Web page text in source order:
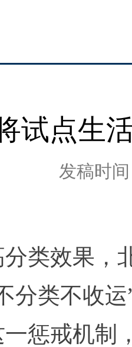
试点生
发稿时
效果，北
分类不收
惩戒机制